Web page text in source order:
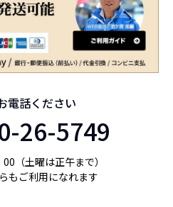
電話ください
26-5749
（土曜は正午まで）
もご利用になれます